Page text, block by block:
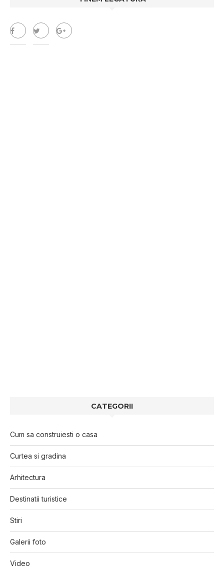
CATEGORII
Cum sa construiesti o casa
Curtea si gradina
Arhitectura
Destinatii turistice
Stiri
Galerii foto
Video